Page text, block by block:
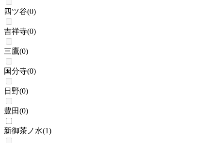
四ツ谷(0)
吉祥寺(0)
三鷹(0)
国分寺(0)
日野(0)
豊田(0)
新御茶ノ水(1)